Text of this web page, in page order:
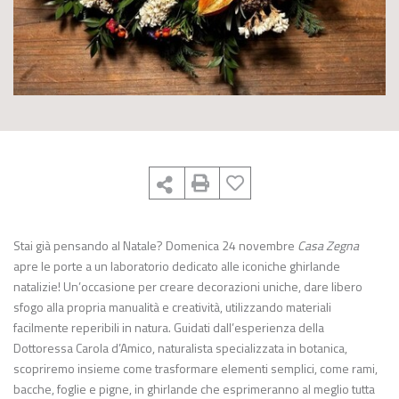
Stai già pensando al Natale? Domenica 24 novembre Casa Zegna
apre le porte a un laboratorio dedicato alle iconiche ghirlande
natalizie! Un’occasione per creare decorazioni uniche, dare libero
sfogo alla propria manualità e creatività, utilizzando materiali
facilmente reperibili in natura. Guidati dall’esperienza della
Dottoressa Carola d’Amico, naturalista specializzata in botanica,
scopriremo insieme come trasformare elementi semplici, come rami,
bacche, foglie e pigne, in ghirlande che esprimeranno al meglio tutta